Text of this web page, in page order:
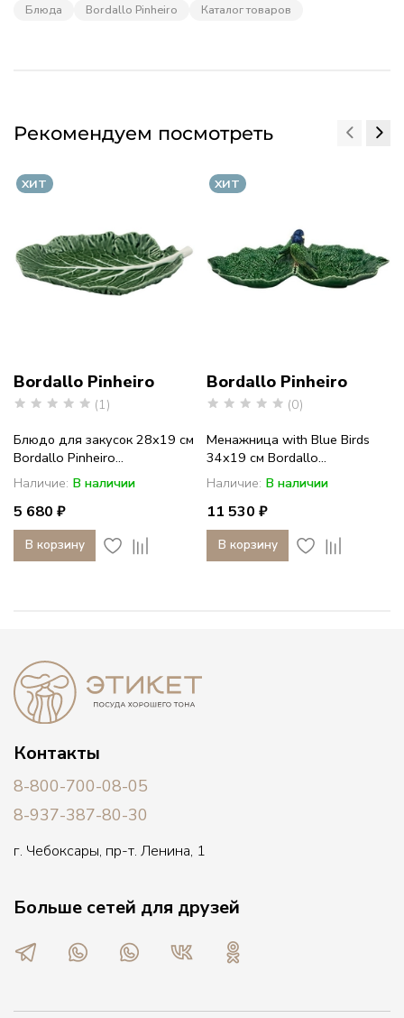
Блюда
Bordallo Pinheiro Каталог товаров
Рекомендуем посмотреть
ХИТ
Bordallo Pinheiro
(1)
Блюдо для закусок 28х19 см
Bordallo Pinheiro...
Наличие: В наличии
5 680 ₽
В корзину
ХИТ
Bordallo Pinheiro
(0)
Менажница with Blue Birds
34х19 см Bordallo...
Наличие: В наличии
11 530 ₽
В корзину
Контакты
8-800-700-08-05
8-937-387-80-30
г. Чебоксары, пр-т. Ленина, 1
Больше сетей для друзей